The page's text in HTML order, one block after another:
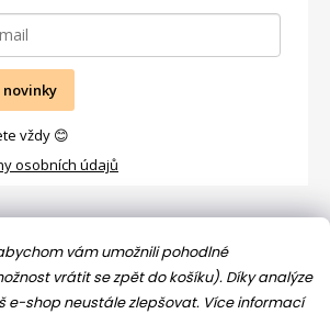
vám umožnili pohodlné
vrátit se zpět do košíku). Díky analýze
e-shop neustále zlepšovat. Více informací
novinky
vždy 😊
osobních údajů